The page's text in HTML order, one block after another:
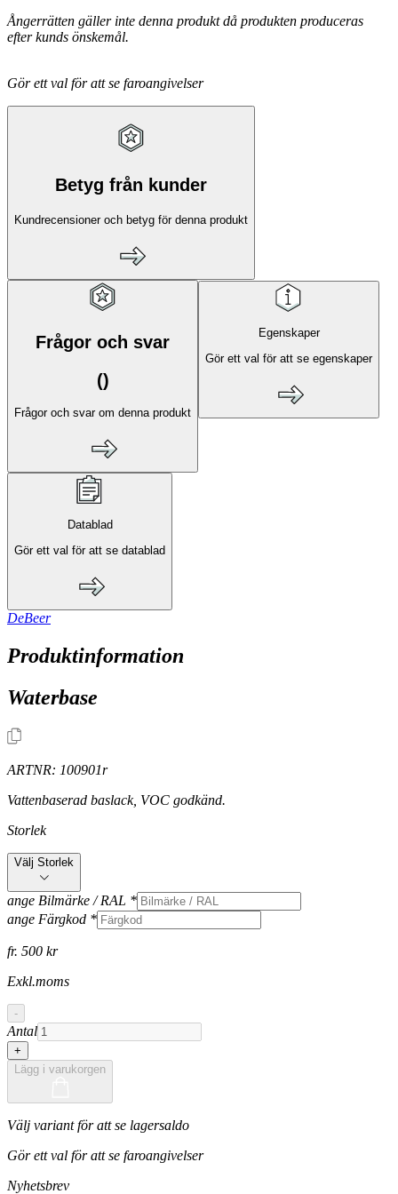
Ångerrätten gäller inte denna produkt då produkten produceras
efter kunds önskemål.
Gör ett val för att se faroangivelser
Betyg från kunder
Kundrecensioner och betyg för denna produkt
Frågor och svar
()
Frågor och svar om denna produkt
Egenskaper
Gör ett val för att se egenskaper
Datablad
Gör ett val för att se datablad
DeBeer
Produktinformation
Waterbase
ARTNR: 100901r
Vattenbaserad baslack, VOC godkänd.
Storlek
Välj Storlek
ange Bilmärke / RAL *
ange Färgkod *
fr. 500 kr
Exkl.moms
-
Antal
+
Lägg i varukorgen
Välj variant för att se lagersaldo
Gör ett val för att se faroangivelser
Nyhetsbrev